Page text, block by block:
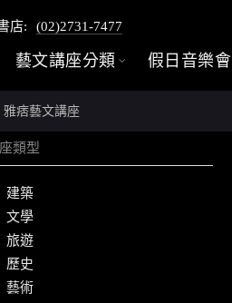
店: (02)2731-7477
藝文講座分類 假日音樂會
雅痞藝文講座
類型
建築
文學
旅遊
歷史
藝術